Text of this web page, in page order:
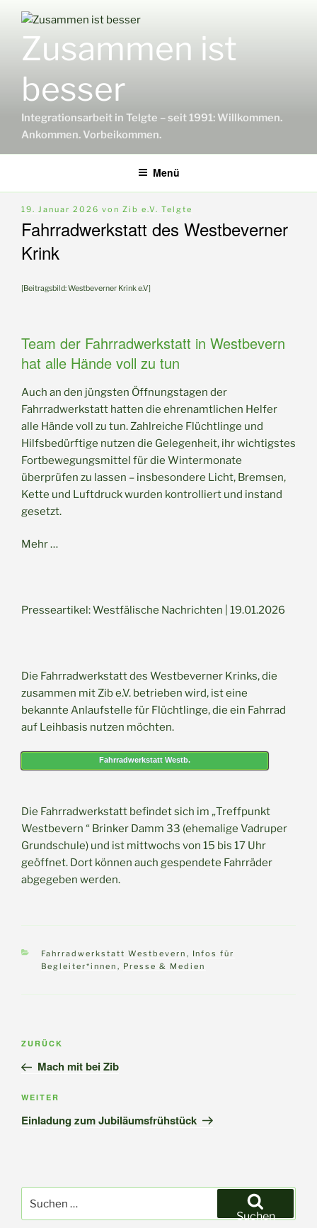
Inhalt
springenZusammen ist
besser
Integrationsarbeit in Telgte – seit 1991: Willkommen.
Ankommen. Vorbeikommen.
Menü
Veröffentlicht
19. Januar 2026 von Zib e.V. Telgte
Fahrradwerkstatt des Westbeverner
Krink
[Beitragsbild: Westbeverner Krink e.V]
Team der Fahrradwerkstatt in Westbevern
hat alle Hände voll zu tun
Auch an den jüngsten Öffnungstagen der
Fahrradwerkstatt hatten die ehrenamtlichen Helfer
alle Hände voll zu tun. Zahlreiche Flüchtlinge und
Hilfsbedürftige nutzen die Gelegenheit, ihr wichtigstes
Fortbewegungsmittel für die Wintermonate
überprüfen zu lassen – insbesondere Licht, Bremsen,
Kette und Luftdruck wurden kontrolliert und instand
gesetzt.
Mehr …
Presseartikel: Westfälische Nachrichten | 19.01.2026
Die Fahrradwerkstatt des Westbeverner Krinks, die
zusammen mit Zib e.V. betrieben wird, ist eine
bekannte Anlaufstelle für Flüchtlinge, die ein Fahrrad
auf Leihbasis nutzen möchten.
Fahrradwerkstatt Westb.
Die Fahrradwerkstatt befindet sich im „Treffpunkt
Westbevern “ Brinker Damm 33 (ehemalige Vadruper
Grundschule) und ist mittwochs von 15 bis 17 Uhr
geöffnet. Dort können auch gespendete Fahrräder
abgegeben werden.
Kategorien
Fahrradwerkstatt Westbevern , Infos für
Begleiter*innen , Presse & Medien
Beitragsnavigation
Vorheriger
Beitrag
ZURÜCK
Mach mit bei Zib
Nächster
Beitrag
WEITER
Einladung zum Jubiläumsfrühstück
Suchen
nach:
Suchen